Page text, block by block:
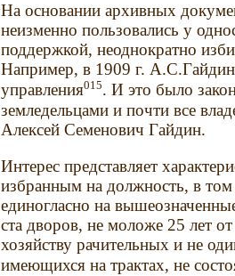
На основании архивных
неизменно пользовались у
поддержкой, неоднократно
Например, в 1909 г.
управления015. И это было
земледельцами и почти все
Алексей Семенович Гайдин.
Интерес представляет
избранным на должность, в
единогласно на
ста дворов, не моложе 25 лет
хозяйству рачительных и не
имеющихся на трактах, не